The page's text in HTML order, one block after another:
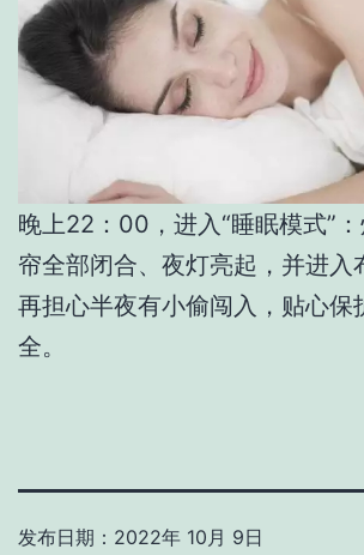
晚上22：00，进入“睡眠模式”
帘全部闭合、夜灯亮起，并进入
再担心半夜有小偷闯入，贴心保
全。
发布日期： 2022年 10月 9日